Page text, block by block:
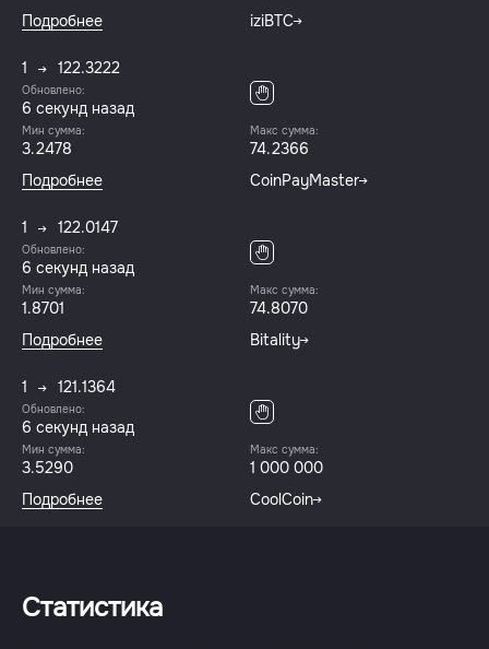
Подробнее
iziBTC
1 122.3222
Обновлено:
7 секунд назад
Мин сумма:
3.2478
Макс сумма:
74.2366
Подробнее
CoinPayMaster
1 122.0147
Обновлено:
7 секунд назад
Мин сумма:
1.8701
Макс сумма:
74.8070
Подробнее
Bitality
1 121.1364
Обновлено:
7 секунд назад
Мин сумма:
3.5290
Макс сумма:
1 000 000
Подробнее
CoolCoin
Статистика